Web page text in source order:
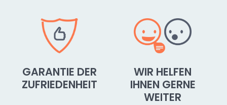
GARANTIE DER
ZUFRIEDENHEIT
WIR HELFEN
IHNEN GERNE
WEITER